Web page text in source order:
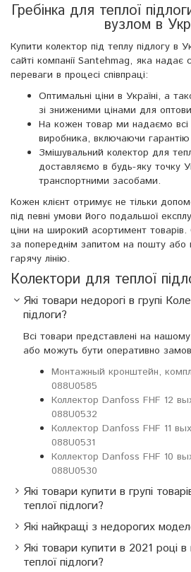
Гребінка для теплої
вузлом в
Купити колектор під теплу підлогу в
сайті компанії Santehmag, яка надає
переваги в процесі співпраці:
Оптимальні ціни в Україні, а
зі зниженими цінами для
На кожен товар ми надаємо всі
виробника, включаючи
Змішувальний колектор для
доставляємо в будь-яку точку
транспортними засобами.
Кожен клієнт отримує не тільки
під певні умови його подальшої
ціни на широкий асортимент
за попереднім запитом на пошту або
гарячу лінію.
Колектори для теплої
Які товари недорогі в групі
підлоги?
Всі товари представлені на
або можуть бути оперативно
Монтажный кронштейн,
088U0585
Коллектор Danfoss FHF 12
088U0532
Коллектор Danfoss FHF 11
088U0531
Коллектор Danfoss FHF 10
088U0530
Які товари купити в групі
теплої підлоги?
Які найкращі з недорогих
Які товари купити в 2021 році
теплої підлоги?